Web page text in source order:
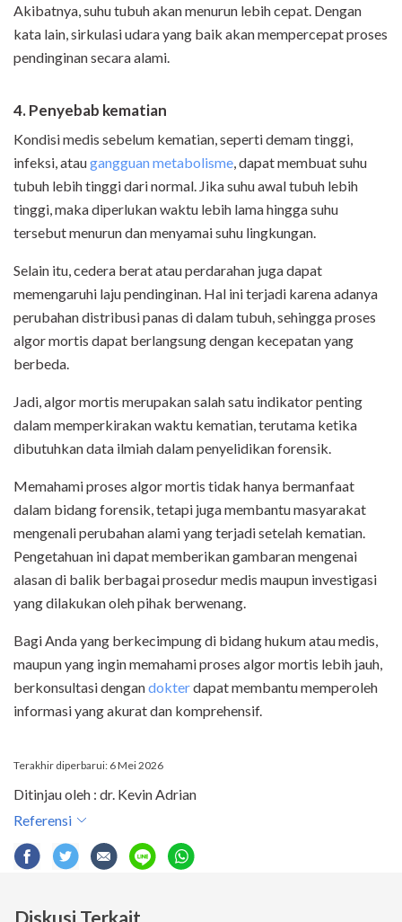
Akibatnya, suhu tubuh akan menurun lebih cepat. Dengan
kata lain, sirkulasi udara yang baik akan mempercepat proses
pendinginan secara alami.
4. Penyebab kematian
Kondisi medis sebelum kematian, seperti demam tinggi,
infeksi, ataugangguan metabolisme, dapat membuat suhu
tubuh lebih tinggi dari normal. Jika suhu awal tubuh lebih
tinggi, maka diperlukan waktu lebih lama hingga suhu
tersebut menurun dan menyamai suhu lingkungan.
Selain itu, cedera berat atau perdarahan juga dapat
memengaruhi laju pendinginan. Hal ini terjadi karena adanya
perubahan distribusi panas di dalam tubuh, sehingga proses
algor mortis dapat berlangsung dengan kecepatan yang
berbeda.
Jadi, algor mortis merupakan salah satu indikator penting
dalam memperkirakan waktu kematian, terutama ketika
dibutuhkan data ilmiah dalam penyelidikan forensik.
Memahami proses algor mortis tidak hanya bermanfaat
dalam bidang forensik, tetapi juga membantu masyarakat
mengenali perubahan alami yang terjadi setelah kematian.
Pengetahuan ini dapat memberikan gambaran mengenai
alasan di balik berbagai prosedur medis maupun investigasi
yang dilakukan oleh pihak berwenang.
Bagi Anda yang berkecimpung di bidang hukum atau medis,
maupun yang ingin memahami proses algor mortis lebih jauh,
berkonsultasi dengandokterdapat membantu memperoleh
informasi yang akurat dan komprehensif.
Terakhir diperbarui: 6 Mei 2026